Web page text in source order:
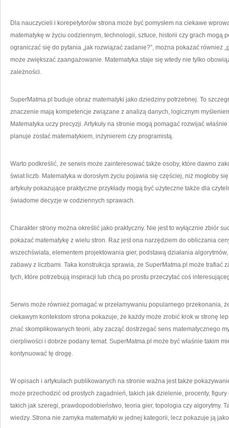
Dla nauczycieli i korepetytorów strona może być pomysłem na ciekawe
matematykę w życiu codziennym, technologii, sztuce, historii czy grach mogą
ograniczać się do pytania „jak rozwiązać zadanie?”, można pokazać również
może zwiększać zaangażowanie. Matematyka staje się wtedy nie tylko
zależności.
SuperMatma.pl buduje obraz matematyki jako dziedziny potrzebnej. To
znaczenie mają kompetencje związane z analizą danych, logicznym
Matematyka uczy precyzji. Artykuły na stronie mogą pomagać rozwijać
planuje zostać matematykiem, inżynierem czy programistą.
Warto podkreślić, że serwis może zainteresować także osoby, które dawno
świat liczb. Matematyka w dorosłym życiu pojawia się częściej, niż mogłoby
artykuły pokazujące praktyczne przykłady mogą być użyteczne także dla
świadome decyzje w codziennych sprawach.
Charakter strony można określić jako praktyczny. Nie jest to wyłącznie zbiór
pokazać matematykę z wielu stron. Raz jest ona narzędziem do obliczania
wszechświata, elementem projektowania gier, podstawą działania
zabawy z liczbami. Taka konstrukcja sprawia, że SuperMatma.pl może trafiać
tych, które potrzebują inspiracji lub chcą po prostu przeczytać coś
Serwis może również pomagać w przełamywaniu popularnego przekonania,
ciekawym kontekstom strona pokazuje, że każdy może zrobić krok w stronę
znać skomplikowanych teorii, aby zacząć dostrzegać sens matematycznego
cierpliwości i dobrze podany temat. SuperMatma.pl może być właśnie takim
kontynuować tę drogę.
W opisach i artykułach publikowanych na stronie ważna jest także
może przechodzić od prostych zagadnień, takich jak dzielenie, procenty,
takich jak szeregi, prawdopodobieństwo, teoria gier, topologia czy algorytmy.
wiedzy. Strona nie zamyka matematyki w jednej kategorii, lecz pokazuje ją